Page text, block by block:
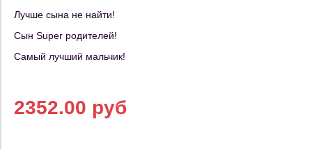
Лучше сына не найти!
Сын Super родителей!
Самый лучший мальчик!
2352.00 руб